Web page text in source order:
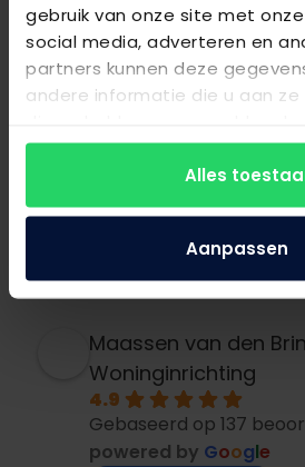
gebruik van onze site met
social media, adverteren en
partners kunnen deze
andere informatie die u aan
van hun services.
Alles
Aanpassen
Bezoek onze
Rozendaalselaan 15
6881 KX, Velp
026 3630067
Maassen van den
Woninginrichting
4.9
Gebaseerd op 137
powered by Google